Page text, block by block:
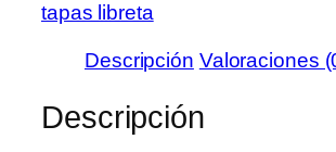
tapas libreta
Descripción Valoraciones
Descripción